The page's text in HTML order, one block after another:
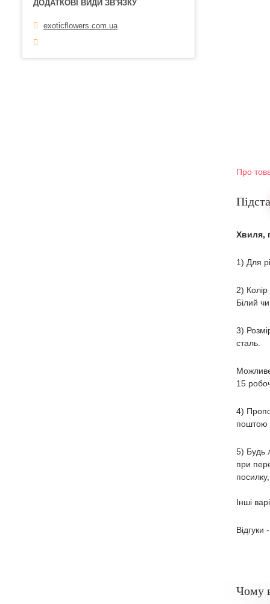
Про
Хвиля,
1) Для
2)
Білий
3)
сталь.
15
4)
поштою
5) Будь
при
Інші
Відгуки
Чому
exoticflowers.com.ua